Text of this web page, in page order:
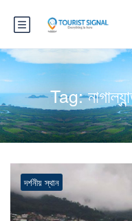
Tag:
দর্শনীয় স্থান